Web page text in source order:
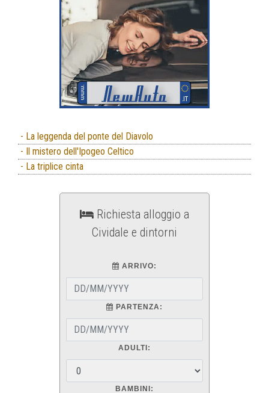
- La leggenda del ponte del Diavolo
- Il mistero dell'Ipogeo Celtico
- La triplice cinta
Richiesta alloggio a
Cividale e dintorni
ARRIVO:
PARTENZA:
ADULTI:
BAMBINI: